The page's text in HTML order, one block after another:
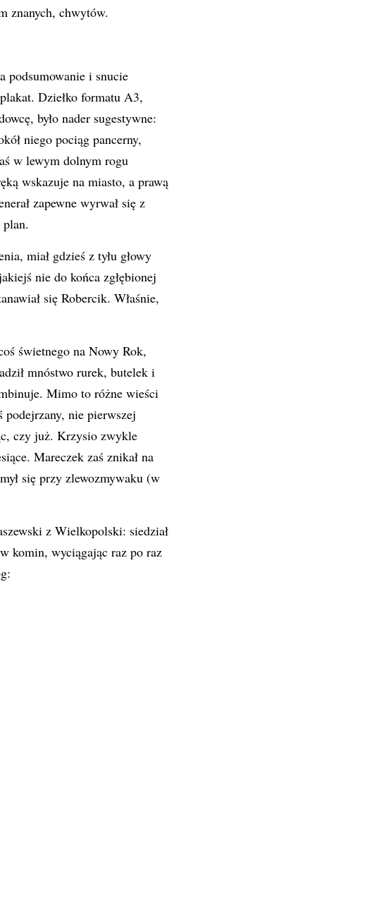
znanych, chwytów.
podsumowanie i snucie
Dziełko formatu A3,
było nader sugestywne:
niego pociąg pancerny,
w lewym dolnym rogu
wskazuje na miasto, a prawą
zapewne wyrwał się z
miał gdzieś z tyłu głowy
nie do końca zgłębionej
się Robercik. Właśnie,
świetnego na Nowy Rok,
mnóstwo rurek, butelek i
Mimo to różne wieści
podejrzany, nie pierwszej
czy już. Krzysio zwykle
Mareczek zaś znikał na
się przy zlewozmywaku (w
z Wielkopolski: siedział
komin, wyciągając raz po raz